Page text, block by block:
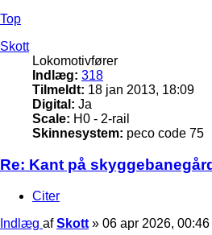
Top
Skott
Lokomotivfører
Indlæg: 318
Tilmeldt: 18 jan 2013, 18:09
Digital: Ja
Scale: H0 - 2-rail
Skinnesystem: peco code 75
Re: Kant på skyggebanegård
Citer
Indlæg afSkott » 06 apr 2026, 00:46